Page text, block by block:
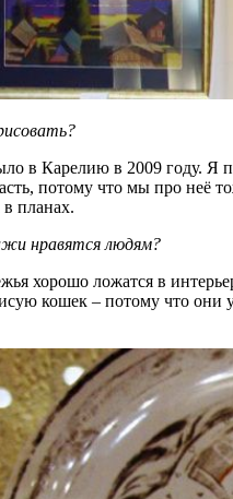
в Карелию в 2009 году. Я
потому что мы про неё
планах.
нравятся людям?
хорошо ложатся в
кошек – потому что они